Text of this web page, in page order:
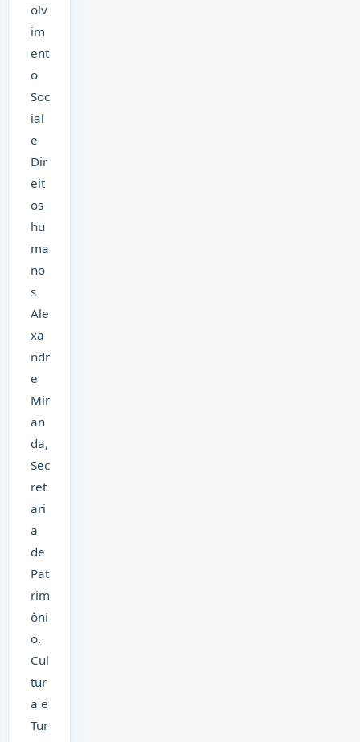
olv
im
ent
o
Soc
ial
e
Dir
eit
os
hu
ma
no
s
Ale
xa
ndr
e
Mir
an
da,
Sec
ret
ari
a
de
Pat
rim
ôni
o,
Cul
tur
a e
Tur